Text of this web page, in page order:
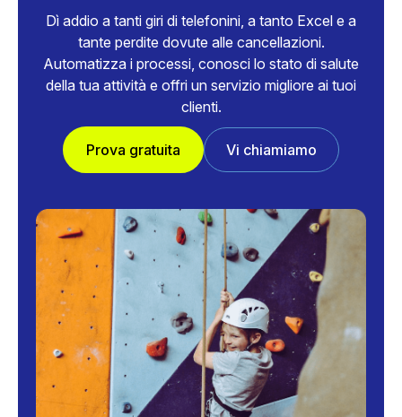
Dì addio a tanti giri di telefonini, a tanto Excel e a
tante perdite dovute alle cancellazioni.
Automatizza i processi, conosci lo stato di salute
della tua attività e offri un servizio migliore ai tuoi
clienti.
Prova gratuita Vi chiamiamo